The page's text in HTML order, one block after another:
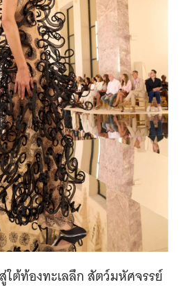
ใต้ท้องทะเลลึก สัตว์มหัศจรรย์